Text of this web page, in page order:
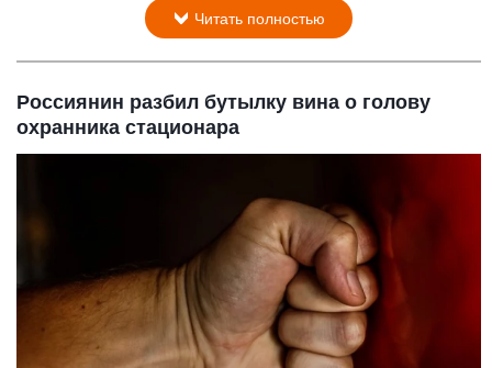
Читать полностью
Россиянин разбил бутылку вина о голову
охранника стационара